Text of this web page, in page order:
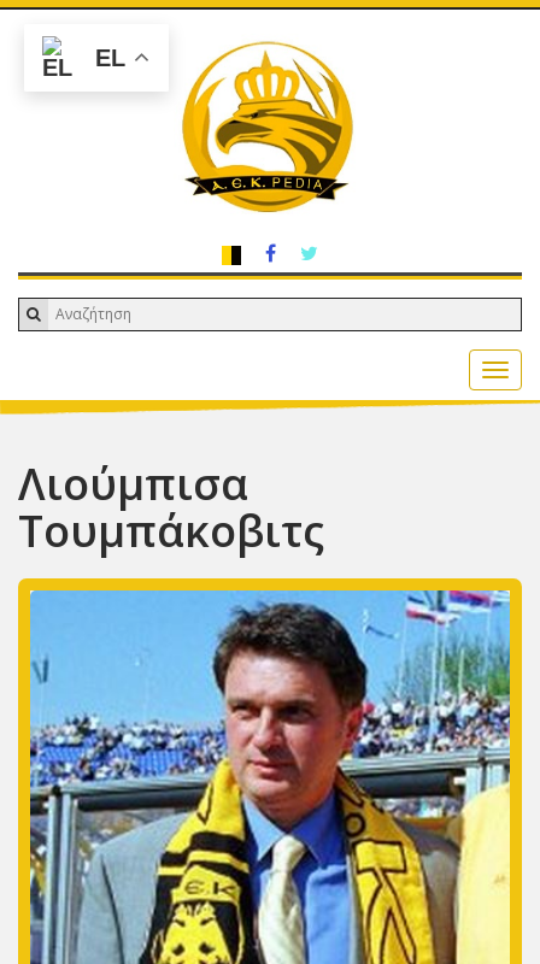
Λιούμπισα
Τουμπάκοβιτς
EL